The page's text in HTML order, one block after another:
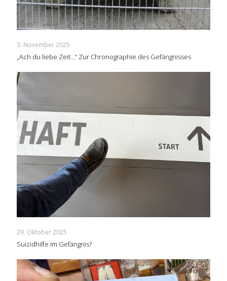
3. November 2025
„Ach du liebe Zeit…“ Zur Chronographie des Gefängnisses
29. Oktober 2025
Suizidhilfe im Gefängnis?